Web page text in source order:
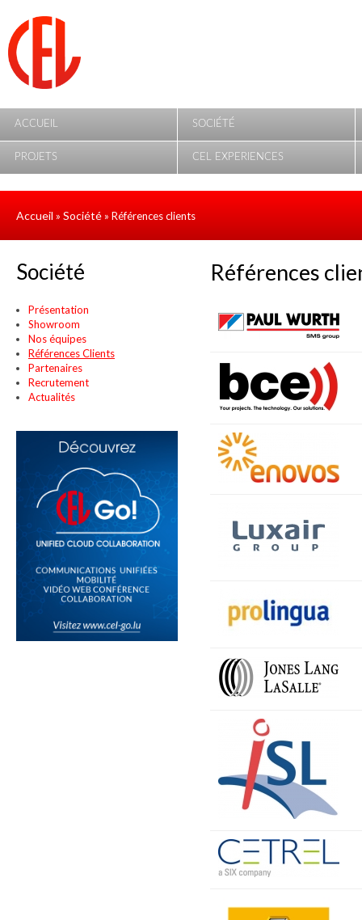
ACCUEIL SOCIÉTÉ
PROJETS CEL EXPERIENCES
Accueil » Société » Références clients
Références
Société
Présentation
Showroom
Nos équipes
Références Clients
Partenaires
Recrutement
Actualités